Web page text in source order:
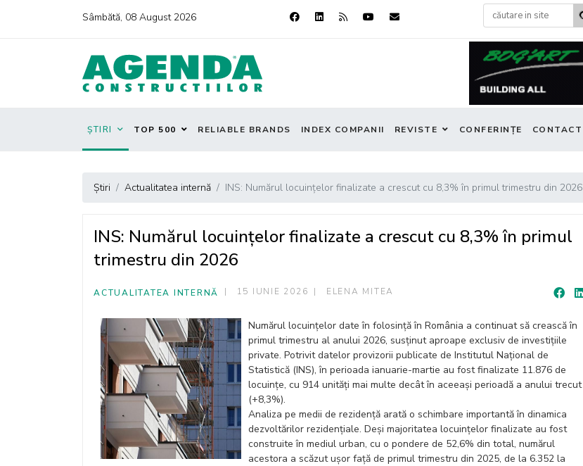
Sâmbătă, 08 August 2026
ȘTIRI TOP 500 RELIABLE BRANDS INDEX COMPANII REVISTE CONFERINȚE CONTACT
Știri Actualitatea internă INS: Numărul locuințelor finalizate a crescut cu 8,3% în primul trimestru din 2026
INS: Numărul locuințelor finalizate a crescut cu 8,3% în primul
trimestru din 2026
ACTUALITATEA INTERNĂ 15 IUNIE 2026 ELENA MITEA
Numărul locuințelor date în folosință în România a continuat să crească în
primul trimestru al anului 2026, susținut aproape exclusiv de investițiile
private. Potrivit datelor provizorii publicate de Institutul Național de
Statistică (INS), în perioada ianuarie-martie au fost finalizate 11.876 de
locuințe, cu 914 unități mai multe decât în aceeași perioadă a anului trecut
(+8,3%).
Analiza pe medii de rezidență arată o schimbare importantă în dinamica
dezvoltărilor rezidențiale. Deși majoritatea locuințelor finalizate au fost
construite în mediul urban, cu o pondere de 52,6% din total, numărul
acestora a scăzut ușor față de primul trimestru din 2025, de la 6.352 la